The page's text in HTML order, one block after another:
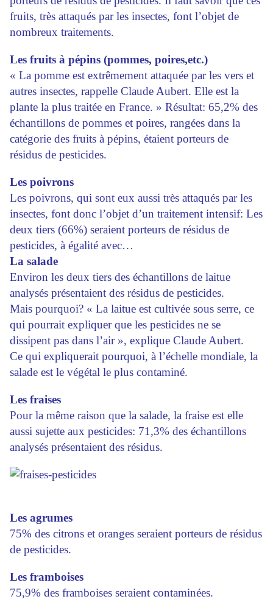
fruits, très attaqués par les insectes, font l’objet de
nombreux traitements.
Les fruits à pépins (pommes, poires,etc.)
« La pomme est extrêmement attaquée par les vers et
autres insectes, rappelle Claude Aubert. Elle est la
plante la plus traitée en France. » Résultat: 65,2% des
échantillons de pommes et poires, rangées dans la
catégorie des fruits à pépins, étaient porteurs de
résidus de pesticides.
Les poivrons
Les poivrons, qui sont eux aussi très attaqués par les
insectes, font donc l’objet d’un traitement intensif: Les
deux tiers (66%) seraient porteurs de résidus de
pesticides, à égalité avec…
La salade
Environ les deux tiers des échantillons de laitue
analysés présentaient des résidus de pesticides.
Mais pourquoi? « La laitue est cultivée sous serre, ce
qui pourrait expliquer que les pesticides ne se
dissipent pas dans l’air », explique Claude Aubert.
Ce qui expliquerait pourquoi, à l’échelle mondiale, la
salade est le végétal le plus contaminé.
Les fraises
Pour la même raison que la salade, la fraise est elle
aussi sujette aux pesticides: 71,3% des échantillons
analysés présentaient des résidus.
Les agrumes
75% des citrons et oranges seraient porteurs de résidus
de pesticides.
Les framboises
75,9% des framboises seraient contaminées.